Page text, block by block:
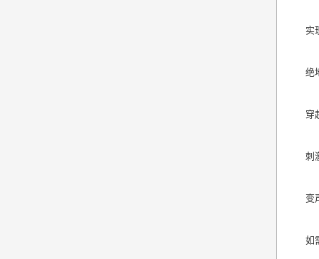
实
绝
穿
刺
变
如